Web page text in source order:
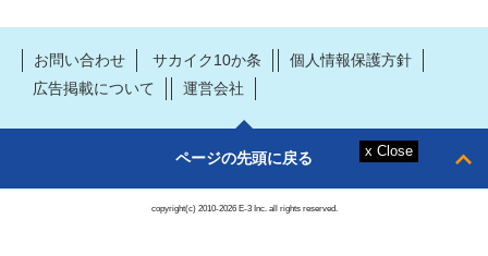
お問い合わせ サカイク10か条
個人情報保護方針
広告掲載について
運営会社
ページの先頭に戻る
copyright(c) 2010-2026 E-3 Inc. all rights reserved.